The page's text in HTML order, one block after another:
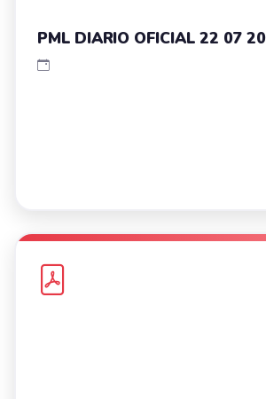
PML DIARIO OFICIAL 22 07